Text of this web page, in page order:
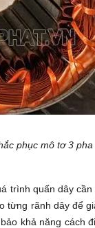
phục mô tơ 3
trình quấn dây
từng rãnh dây để
khả năng cách